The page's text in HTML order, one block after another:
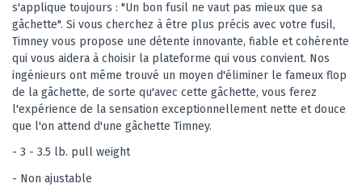
s'applique toujours : "Un bon fusil ne vaut pas mieux que sa
gâchette". Si vous cherchez à être plus précis avec votre fusil,
Timney vous propose une détente innovante, fiable et cohérente
qui vous aidera à choisir la plateforme qui vous convient. Nos
ingénieurs ont même trouvé un moyen d'éliminer le fameux flop
de la gâchette, de sorte qu'avec cette gâchette, vous ferez
l'expérience de la sensation exceptionnellement nette et douce
que l'on attend d'une gâchette Timney.
- 3 - 3.5 lb. pull weight
- Non ajustable